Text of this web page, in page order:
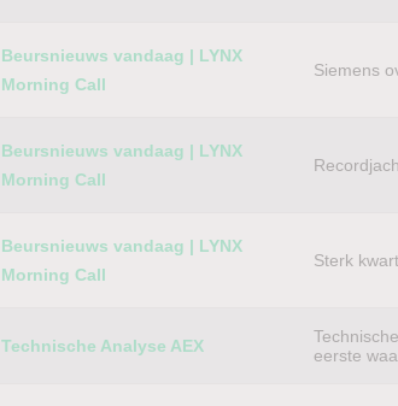
Beursnieuws vandaag | LYNX
Morning Call
Siemens
Beursnieuws vandaag | LYNX
Morning Call
Beursnieuws vandaag | LYNX
Morning Call
Sterk
Technische Analyse AEX
eerste